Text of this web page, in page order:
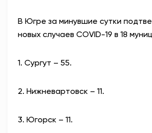
АНТИТЕРРОР
В Югре за минувшие сутки
новых случаев COVID-19 в 18
1. Сургут – 55.
2. Нижневартовск – 11.
3. Югорск – 11.